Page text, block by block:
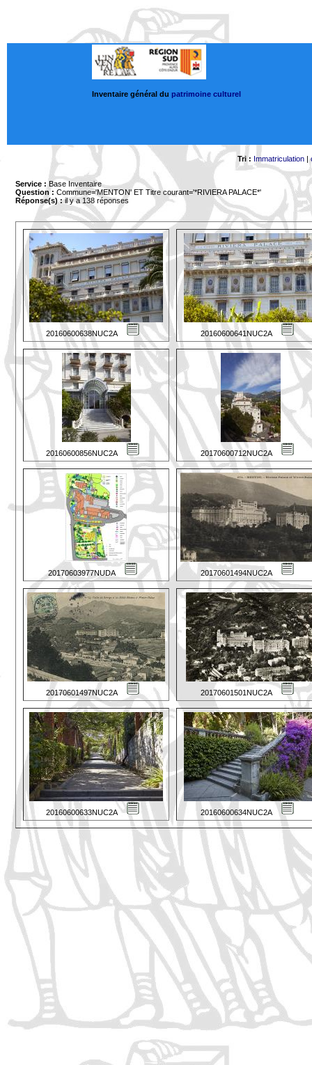
Inventaire général du patrimoine culturel
Tri : Immatriculation|
Service : Base Inventaire
Question : Commune='MENTON' ET Titre courant='*RIVIERA PALACE*'
Réponse(s) :il y a 138 réponses
20160600638NUC2A 20160600641NUC2A
20160600856NUC2A 20170600712NUC2A
20170603977NUDA 20170601494NUC2A
20170601497NUC2A 20170601501NUC2A
20160600633NUC2A 20160600634NUC2A